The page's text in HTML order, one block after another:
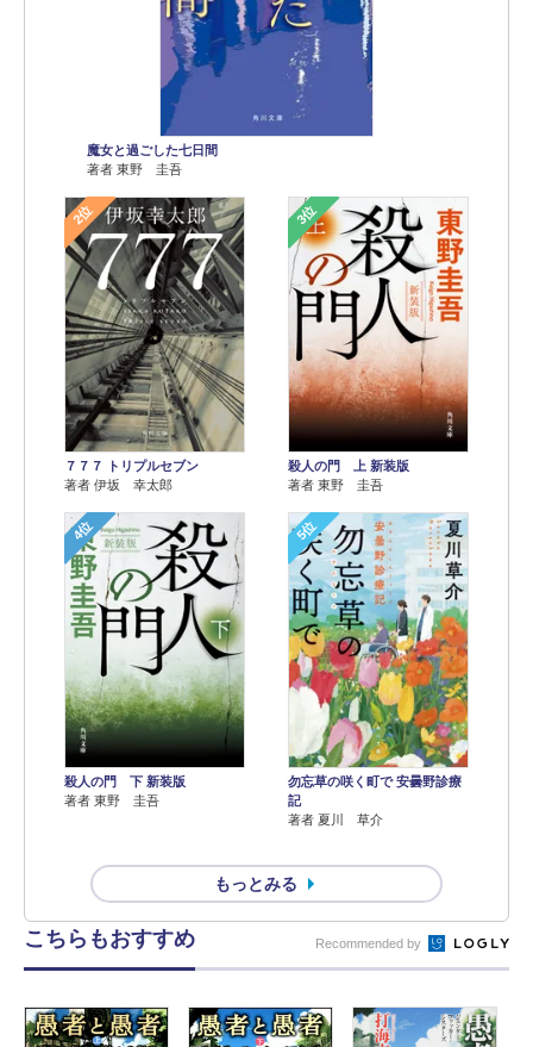
魔女と過ごした七日間
著者 東野 圭吾
2位
７７７ トリプルセブン
著者 伊坂 幸太郎
3位
殺人の門 上 新装版
著者 東野 圭吾
4位
殺人の門 下 新装版
著者 東野 圭吾
5位
勿忘草の咲く町で 安曇野診療
記
著者 夏川 草介
もっとみる
こちらもおすすめ Recommended by